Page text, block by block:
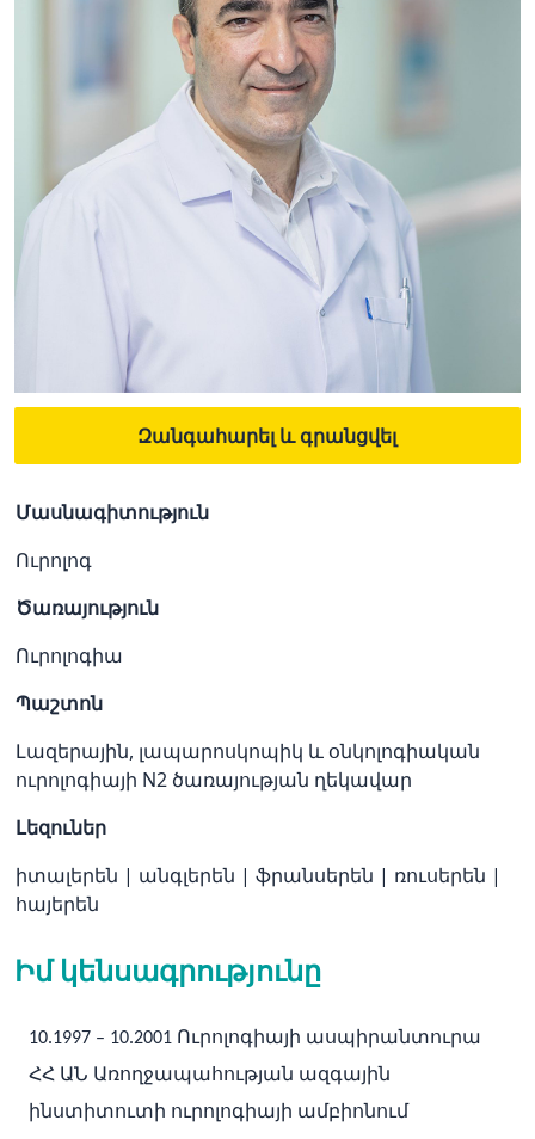
Զանգահարել և գրանցվել
Մասնագիտություն
Ուրոլոգ
Ծառայություն
Ուրոլոգիա
Պաշտոն
Լազերային, լապարոսկոպիկ և օնկոլոգիական
ուրոլոգիայի N2 ծառայության ղեկավար
Լեզուներ
իտալերեն | անգլերեն | ֆրանսերեն | ռուսերեն |
հայերեն
Իմ կենսագրությունը
10.1997 – 10.2001 Ուրոլոգիայի ասպիրանտուրա
ՀՀ ԱՆ Առողջապահության ազգային
ինստիտուտի ուրոլոգիայի ամբիոնում